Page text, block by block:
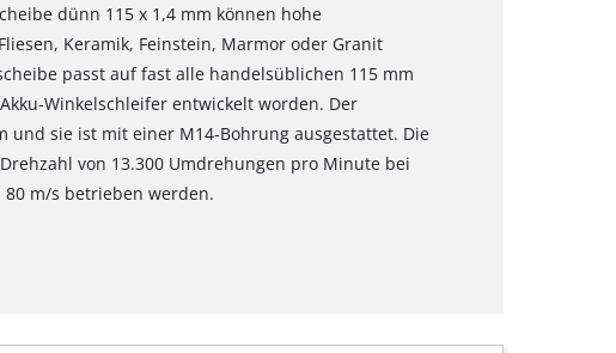
dünn 115 x 1,4 mm können hohe
Keramik, Feinstein, Marmor oder Granit
passt auf fast alle handelsüblichen 115 mm
Winkelschleifer entwickelt worden. Der
und sie ist mit einer M14-Bohrung ausgestattet. Die
von 13.300 Umdrehungen pro Minute bei
m/s betrieben werden.